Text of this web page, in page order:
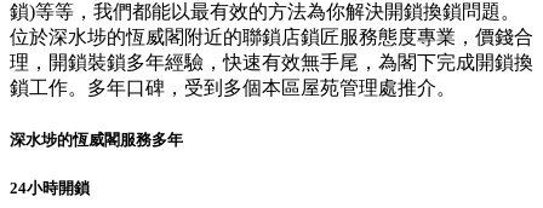
鎖)等等，我們都能以最有效的方法為你解決開鎖換鎖問題。
位於深水埗的恆威閣附近的聯鎖店鎖匠服務態度專業，價錢合
理，開鎖裝鎖多年經驗，快速有效無手尾，為閣下完成開鎖換
鎖工作。多年口碑，受到多個本區屋苑管理處推介。
深水埗的恆威閣服務多年
24小時開鎖